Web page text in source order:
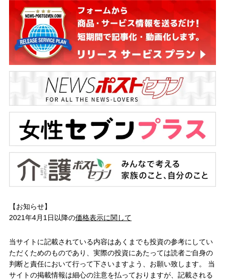
【お知らせ】
2021年4月1日以降の価格表示に関して
当サイトに記載されている内容はあくまでも投資の参考にしてい
ただくためのものであり、実際の投資にあたっては読者ご自身の
判断と責任において行って下さいますよう、お願い致します。 当
サイトの掲載情報は細心の注意を払っておりますが、記載される